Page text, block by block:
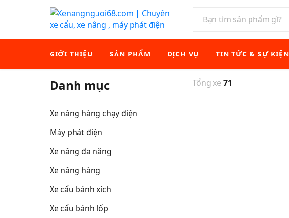
GIỚI THIỆU SẢN PHẨM DỊCH VỤ TIN TỨC & SỰ KIỆN
Danh mục
Xe nâng hàng chạy điện
Máy phát điện
Xe nâng đa năng
Xe nâng hàng
Xe cẩu bánh xích
Xe cẩu bánh lốp
Tổng xe 71